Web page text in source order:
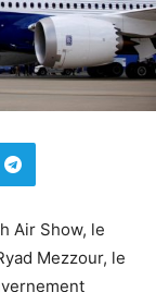
Air Show, le
Mezzour, le